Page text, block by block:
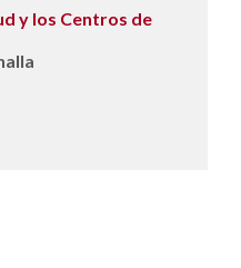
y los Centros de